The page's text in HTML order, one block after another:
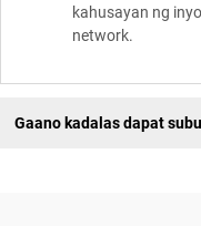
kahusayan ng
network.
Gaano kadalas dapat